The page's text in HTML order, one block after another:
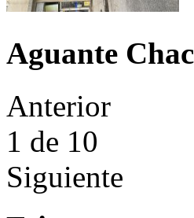
Aguante
Anterior
1 de 10
Siguiente